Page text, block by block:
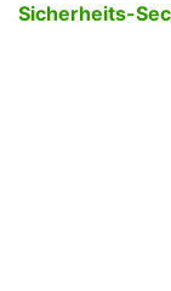
Sicherheits-